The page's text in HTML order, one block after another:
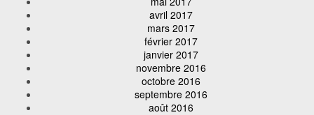
avril 2017
mars 2017
février 2017
janvier 2017
novembre 2016
octobre 2016
septembre 2016
août 2016